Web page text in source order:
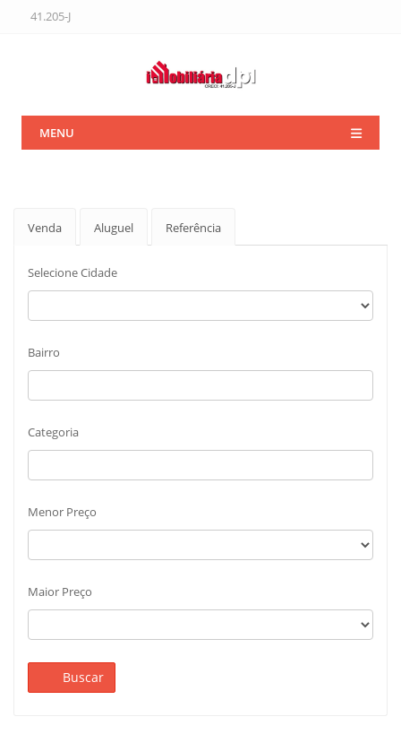
41.205-J
MENU
Venda Aluguel Referência
Selecione Cidade
Bairro
Categoria
Menor Preço
Maior Preço
Buscar